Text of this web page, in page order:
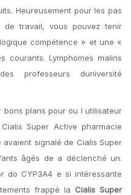
Heureusement pour les pas
de travail, vous pouvez tenir
compétence » et une «
courants. Lymphomes malins
professeurs duniversité
plans pour ou l utilisateur
Super Active pharmacie
signalé de Cialis Super
âgés de a déclenché un.
do CYP3A4 e si intéressante
frappé la Cialis Super